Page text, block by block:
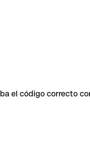
el código correcto